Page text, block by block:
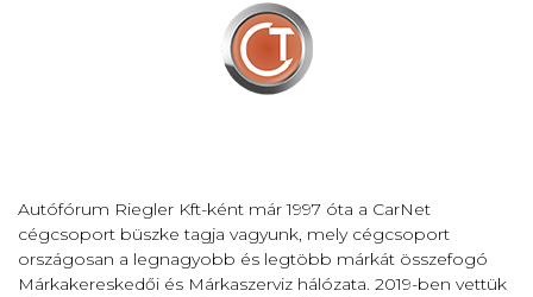
Autófórum Riegler Kft-ként már 1997 óta a CarNet
cégcsoport büszke tagja vagyunk, mely cégcsoport
országosan a legnagyobb és legtöbb márkát összefogó
Márkakereskedői és Márkaszerviz hálózata. 2019-ben vettük